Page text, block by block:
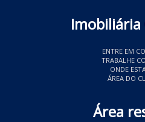
ENTRE EM
TRABALHE
ONDE
ÁREA DO
Área